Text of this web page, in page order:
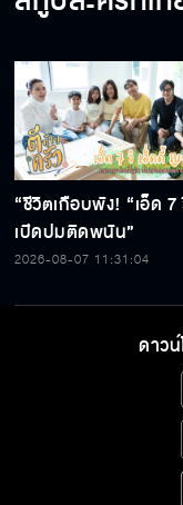
“ชีวิตเกือบพัง! “เอ็ด 7
เปิดปมติดพนัน”
2026-08-07 11:31:04
ดาว